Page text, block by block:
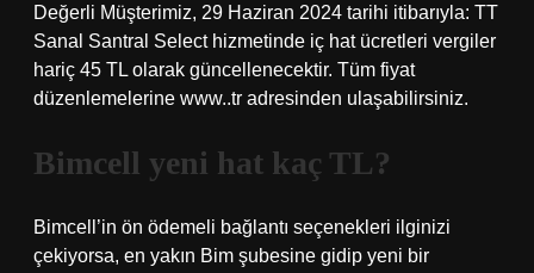
Değerli Müşterimiz, 29 Haziran 2024 tarihi itibarıyla: TT
Sanal Santral Select hizmetinde iç hat ücretleri vergiler
hariç 45 TL olarak güncellenecektir. Tüm fiyat
düzenlemelerine www..tr adresinden ulaşabilirsiniz.
Bimcell yeni hat kaç TL?
Bimcell’in ön ödemeli bağlantı seçenekleri ilginizi
çekiyorsa, en yakın Bim şubesine gidip yeni bir